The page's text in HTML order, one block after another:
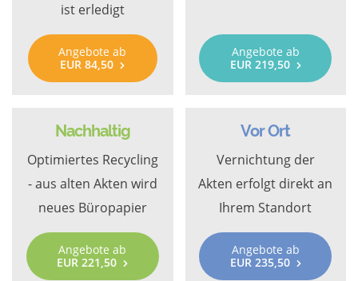
ist erledigt
Angebote ab
EUR 84,50
Angebote ab
EUR 219,50
Nachhaltig
Optimiertes Recycling
- aus alten Akten wird
neues Büropapier
Angebote ab
EUR 221,50
Vor Ort
Vernichtung der
Akten erfolgt direkt an
Ihrem Standort
Angebote ab
EUR 235,50